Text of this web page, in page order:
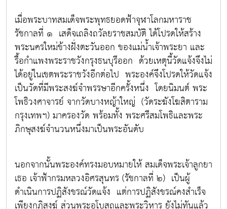
เมื่อพระบาทสมเด็จพระพุทธยอดฟ้าจุฬาโลกมหาราช
รัชกาลที่ ๑ เสด็จเถลิงถวัลยราชสมบัติ ได้โปรดให้สร้าง
พระนครใหม่ข้างฝั่งตะวันออก ของแม่น้ำเจ้าพระยา และ
รื้อกำแพงพระราชวังกรุงธนบุรีออก ด้วยเหตุนี้วัดแจ้งจึงไม่
ได้อยู่ในเขตพระราชวังอีกต่อไป พระองค์จึงโปรดให้วัดแจ้ง
เป็นวัดที่มีพระสงฆ์จำพรรษาอีกครั้งหนึ่ง โดยนิมนต์ พระ
โพธิวงศาจารย์ จากวัดบางหญ้าใหญ่ (วัดระฆังโฆสิตาราม
กรุงเทพฯ) มาครองวัด พร้อมทั้ง พระศรีสมโพธิและพระ
ภิกษุสงฆ์จำนวนหนึ่งมาเป็นพระอันดับ
นอกจากนั้นพระองค์ทรงมอบหมายให้ สมเด็จพระเจ้าลูกยา
เธอ เจ้าฟ้ากรมหลวงอิศรสุนทร (รัชกาลที่ ๒) เป็นผู้
ดำเนินการปฏิสังขรณ์วัดแจ้ง แต่การปฏิสังขรณ์คงสำเร็จ